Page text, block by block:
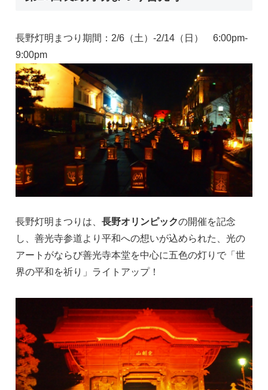
長野灯明まつり期間：2/6（土）-2/14（日） 6:00pm-
9:00pm
長野灯明まつりは、 長野オリンピックの開催を記念
し、善光寺参道より平和への想いが込められた、光の
アートがならび善光寺本堂を中心に五色の灯りで「世
界の平和を祈り」ライトアップ！